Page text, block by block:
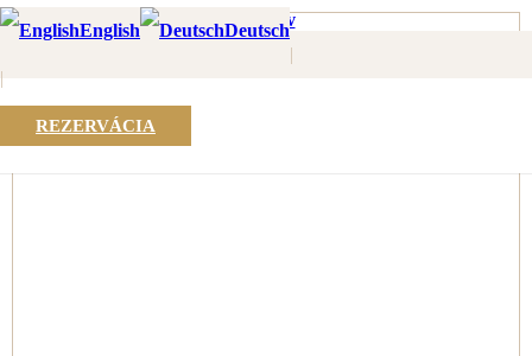
English Deutsch
|
|
REZERVÁCIA
Domov
Kongres